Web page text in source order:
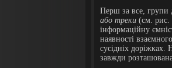
Перш за все, групи
або треки (см. рис.
інформаційну
наявності
сусідніх доріжках.
завжди